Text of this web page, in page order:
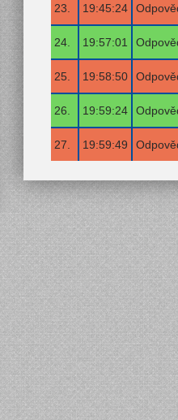
23. 19:45:24
24. 19:57:01
25. 19:58:50
26. 19:59:24
27. 19:59:49